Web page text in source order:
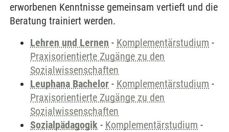
erworbenen Kenntnisse gemeinsam vertieft und die
Beratung trainiert werden.
Lehren und Lernen - Komplementärstudium -
Praxisorientierte Zugänge zu den
Sozialwissenschaften
Leuphana Bachelor - Komplementärstudium -
Praxisorientierte Zugänge zu den
Sozialwissenschaften
Sozialpädagogik - Komplementärstudium -